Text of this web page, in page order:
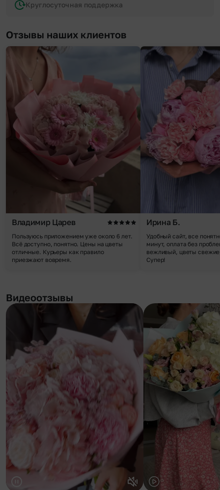
Круглосуточная поддержка
Отзывы наших клиентов
Владимир Царев
Пользуюсь приложением уже около 6 лет.
Всё доступно, понятно. Цены на цветы
отличные. Курьеры как правило
приезжают вовремя.
Ирина Б.
Удобный сайт, все
минут, оплата без
вежливый, цветы
Супер!
Видеоотзывы